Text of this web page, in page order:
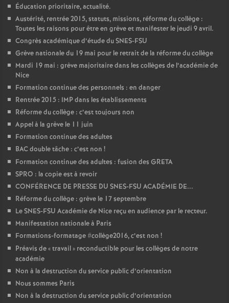
Éducation prioritaire, actualité.
Austérité, rentrée 2015, statuts, missions, réforme du collège :
Toutes les raisons pour être en grève et manifester le jeudi 9 avril.
Congrès académique d’étude du SNES-FSU
Grève nationale du 19 mai pour le retrait de la réforme du collège
Mardi 19 mai : grève majoritaire dans les collèges de l’académie de
Nice
Formation continue des personnels : en danger
Rentrée 2015 : IMP dans les établissements
Réforme du collège : c’est toujours non
Appel à la grève le 11 juin
Formation continue des adultes
BAC double tâche : c’est non !
Formation continue des adultes : fusion des GRETA
SPRO : la copie est à revoir
CONFÉRENCE DE PRESSE DU SNES-FSU ACADÉMIE DE...
Réforme du collège : grève le 17 septembre
Le SNES-FSU Académie de Nice reçu en audience par le recteur.
Manifestation nationale à Paris
Formations-formatage #collège2016, c’est non !
Préavis de «travail» reconductible pour les collèges de notre
académie
Non à la destruction du service public d’orientation
Nous sommes Paris
Non à la destruction du service public d’orientation